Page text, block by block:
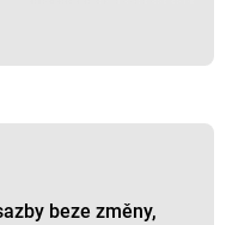
beze změny,